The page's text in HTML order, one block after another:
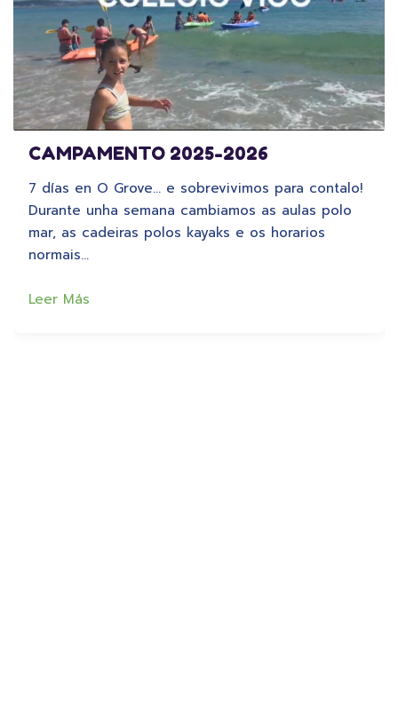
CAMPAMENTO 2025-2026
7 días en O Grove… e sobrevivimos para contalo!
Durante unha semana cambiamos as aulas polo
mar, as cadeiras polos kayaks e os horarios
normais…
Leer Más